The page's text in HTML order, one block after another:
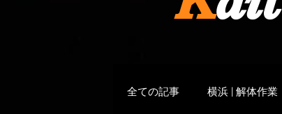
全ての記事 横浜 | 解体作業